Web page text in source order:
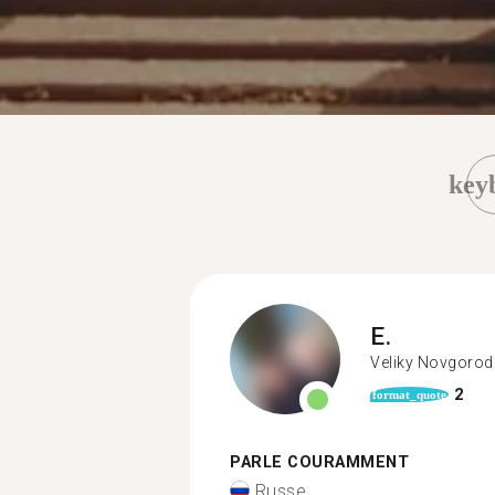
E.
Veliky Novgorod
format_quote 2
PARLE COURAMMENT
Russe